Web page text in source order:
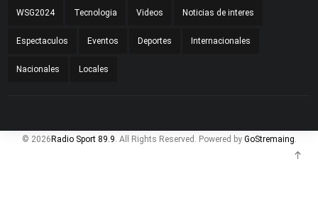
WSG2024 Tecnologia Videos Noticias de interes
Espectaculos Eventos Deportes Internacionales
Nacionales Locales
© 2026Radio Sport 89.9 . All Rights Reserved. Powered by GoStremaing